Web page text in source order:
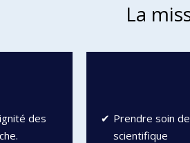
La
des
Prendre soin
scientifique